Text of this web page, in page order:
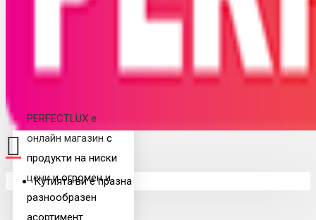
Кутията ви е празна
PERFECTLUX е
онлайн магазин с
продукти на ниски
цении огромен и
разнообразен
асортимент.